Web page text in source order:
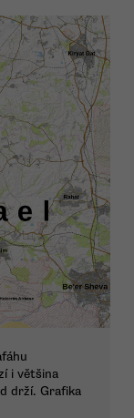
i většina
drží. Grafika